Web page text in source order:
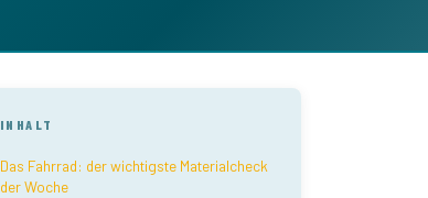
INHALT
Das Fahrrad: der wichtigste Materialcheck
der Woche